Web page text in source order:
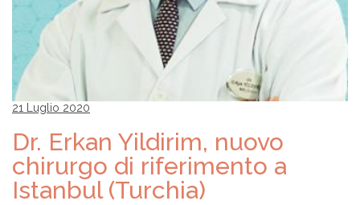
21 Luglio 2020
Dr. Erkan Yildirim, nuovo
chirurgo di riferimento a
Istanbul (Turchia)